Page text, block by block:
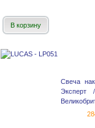
В корзину
Свеча
Эксперт